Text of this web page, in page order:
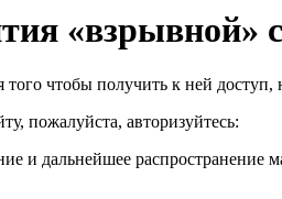
«взрывной»
того чтобы получить к ней доступ,
пожалуйста, авторизуйтесь:
и дальнейшее распространение